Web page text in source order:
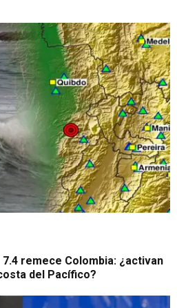
remece Colombia: ¿activan
del Pacífico?